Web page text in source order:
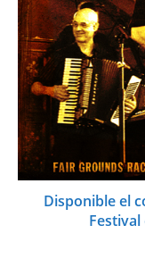
Disponible el